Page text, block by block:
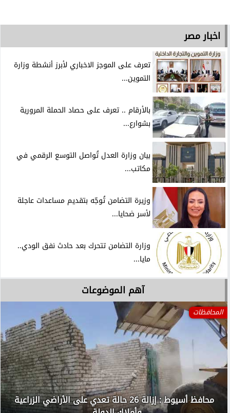
اخبار مصر
تعرف على الموجز الاخباري لأبرز أنشطة وزارة
التموين...
بالأرقام .. تعرف على حصاد الحملة المرورية
بشوارع...
بيان وزارة العدل تُواصل التوسع الرقمي في
مكاتب...
وزيرة التضامن تُوجّه بتقديم مساعدات عاجلة
لأسر ضحايا...
وزارة التضامن تتحرك بعد حادث نفق الودي..
مايا...
آهم الموضوعات
المحافظات
محافظ أسيوط : إزالة 26 حالة تعدي على الأراضي الزراعية